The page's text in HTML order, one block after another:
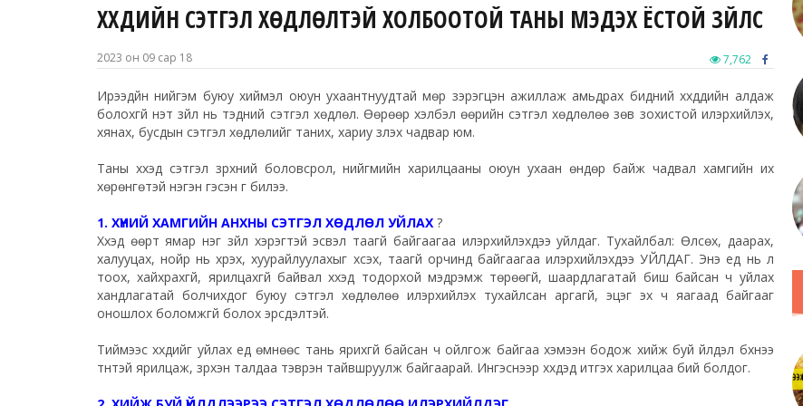
ХҮҮХДИЙН СЭТГЭЛ ХӨДЛӨЛТЭЙ ХОЛБООТОЙ ТАНЫ МЭДЭХ ЁСТОЙ ЗҮЙЛС
2023 он 09 сар 18 7,762
Ирээдүйн нийгэм буюу хиймэл оюун ухаантнуудтай мөр зэрэгцэн ажиллаж амьдрах бидний хүүхдүүдийн алдаж
болохгүй үнэт зүйл нь тэдний сэтгэл хөдлөл. Өөрөөр хэлбэл өөрийн сэтгэл хөдлөлөө зөв зохистой илэрхийлэх,
хянах, бусдын сэтгэл хөдлөлийг таних, хариу үзүүлэх чадвар юм.
Таны хүүхэд сэтгэл зүрхний боловсрол, нийгмийн харилцааны оюун ухаан өндөр байж чадвал хамгийн их
хөрөнгөтэй нэгэн гэсэн үг билээ.
1. ХҮНИЙ ХАМГИЙН АНХНЫ СЭТГЭЛ ХӨДЛӨЛ УЙЛАХ ?
Хүүхэд өөрт ямар нэг зүйл хэрэгтэй эсвэл таагүй байгаагаа илэрхийлэхдээ уйлдаг. Тухайлбал: Өлсөх, даарах,
халууцах, нойр нь хүрэх, хуурайлуулахыг хүсэх, таагүй орчинд байгаагаа илэрхийлэхдээ УЙЛДАГ. Энэ үед нь үл
тоох, хайхрахгүй, ярилцахгүй байвал хүүхэд тодорхой мэдрэмж төрөөгүй, шаардлагатай биш байсан ч уйлах
хандлагатай болчихдог буюу сэтгэл хөдлөлөө илэрхийлэх тухайлсан аргагүй, эцэг эх ч яагаад байгааг
оношлох боломжгүй болох эрсдэлтэй.
Тиймээс хүүхдийг уйлах үед өмнөөс тань ярихгүй байсан ч ойлгож байгаа хэмээн бодож хийж буй үйлдэл бүхнээ
түүнтэй ярилцаж, зүрхэн талдаа тэврэн тайвшруулж байгаарай. Ингэснээр хүүхдэд итгэх харилцаа бий болдог.